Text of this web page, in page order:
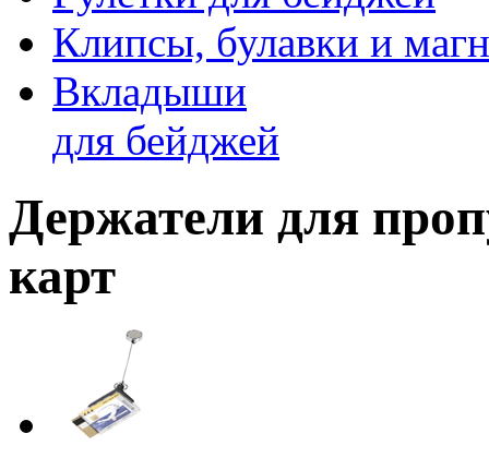
Клипсы, булавки и
Вкладыши
для бейджей
Держатели для
карт